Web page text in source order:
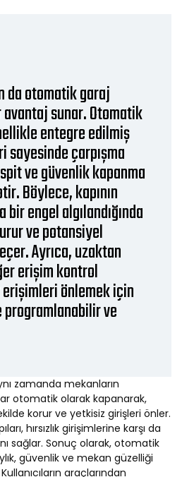
da otomatik garaj
avantaj sunar. Otomatik
entegre edilmiş
çarpışma
ve güvenlik kapanma
Böylece, kapının
bir engel algılandığında
ve potansiyel
Ayrıca, uzaktan
erişim kontrol
önlemek için
ve
zamanda mekanların
otomatik olarak kapanarak,
korur ve yetkisiz girişleri önler.
hırsızlık girişimlerine karşı da
sağlar. Sonuç olarak, otomatik
güvenlik ve mekan güzelliği
araçlarından